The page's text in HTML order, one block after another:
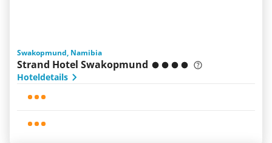
Swakopmund, Namibia
Strand Hotel Swakopmund
Hoteldetails